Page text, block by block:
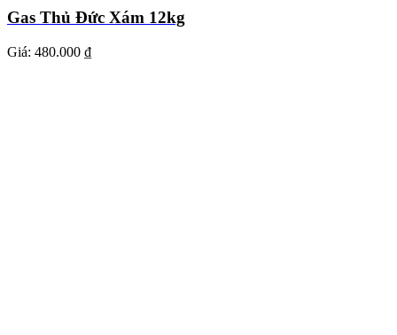
Gas Thủ Đức Xám 12kg
Giá: 480.000 ₫